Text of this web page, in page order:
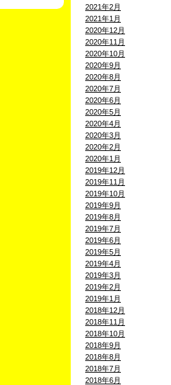
2021年2月
2021年1月
2020年12月
2020年11月
2020年10月
2020年9月
2020年8月
2020年7月
2020年6月
2020年5月
2020年4月
2020年3月
2020年2月
2020年1月
2019年12月
2019年11月
2019年10月
2019年9月
2019年8月
2019年7月
2019年6月
2019年5月
2019年4月
2019年3月
2019年2月
2019年1月
2018年12月
2018年11月
2018年10月
2018年9月
2018年8月
2018年7月
2018年6月